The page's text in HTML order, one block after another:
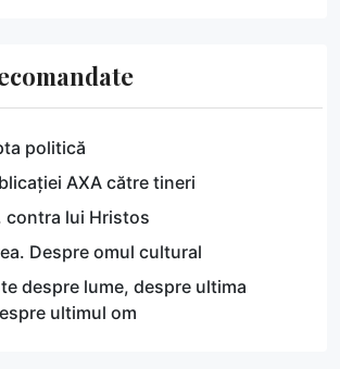
politică
AXA către tineri
contra lui Hristos
Despre omul cultural
despre lume, despre ultima
ultimul om